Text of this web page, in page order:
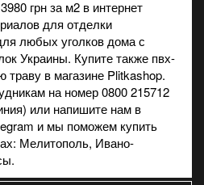
грн за м2 в интернет
для отделки
любых уголков дома с
Украины. Купите также пвх-
траву в магазине Plitkashop.
на номер 0800 215712
или напишите нам в
и мы поможем купить
Мелитополь, Ивано-